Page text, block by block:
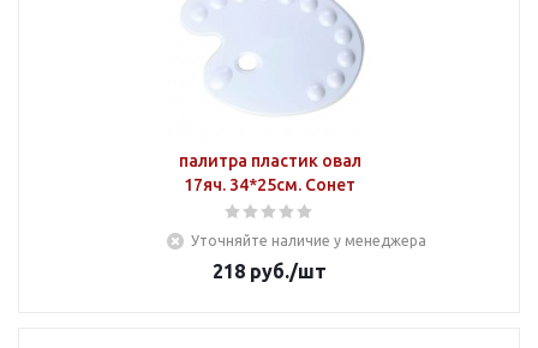
палитра пластик овал
17яч. 34*25см. Сонет
Уточняйте наличие у менеджера
218 руб./шт